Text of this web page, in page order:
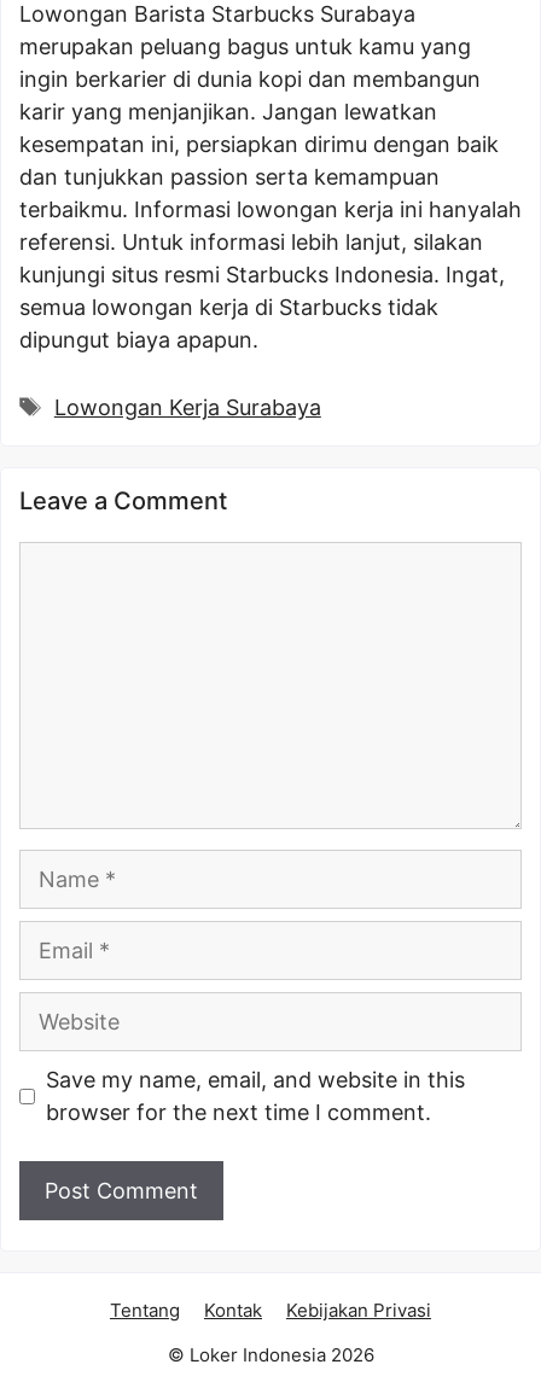
Lowongan Barista Starbucks Surabaya
merupakan peluang bagus untuk kamu yang
ingin berkarier di dunia kopi dan membangun
karir yang menjanjikan. Jangan lewatkan
kesempatan ini, persiapkan dirimu dengan baik
dan tunjukkan passion serta kemampuan
terbaikmu. Informasi lowongan kerja ini hanyalah
referensi. Untuk informasi lebih lanjut, silakan
kunjungi situs resmi Starbucks Indonesia. Ingat,
semua lowongan kerja di Starbucks tidak
dipungut biaya apapun.
Tags
Lowongan Kerja Surabaya
Leave a Comment
Website
Save my name, email, and website in this
browser for the next time I comment.
Tentang Kontak
Kebijakan Privasi
© Loker Indonesia 2026